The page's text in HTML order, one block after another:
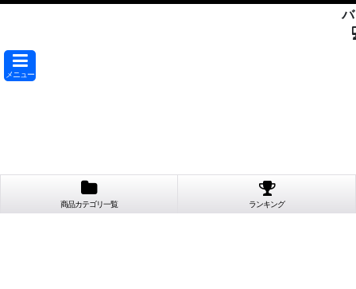
メニュー
商品カテゴリ一覧 ランキング